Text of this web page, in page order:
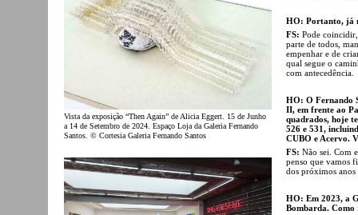
Vista da exposição “Then Again” de Alicia Eggert. 15 de Junho
a 14 de Setembro de 2024. Espaço Loja da Galeria Fernando
Santos. © Cortesia Galeria Fernando Santos
HO: Portanto, já
FS: Pode
parte de todos,
empenhar e de
qual segue o
com antecedência.
HO: O Fernando
II, em frente ao
quadrados, hoje
526 e 531,
CUBO e Acervo.
FS: Não sei. Com
penso que vamos
dos próximos anos
HO: Em 2023, a
Bombarda. Como